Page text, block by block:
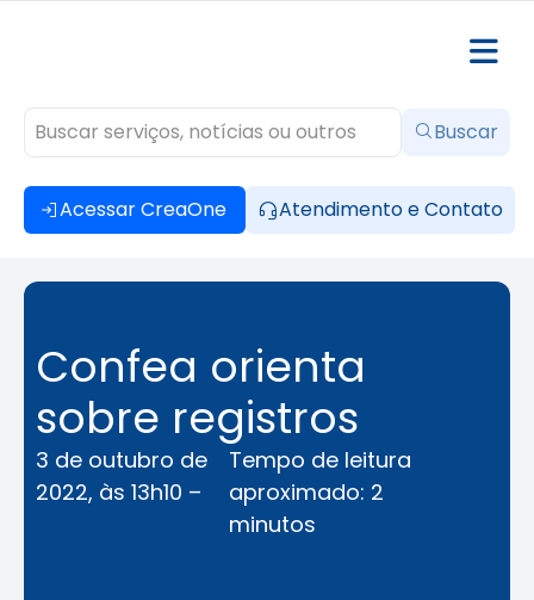
Acessar CreaOne Atendimento e Contato
Buscar
Confea orienta
sobre registros
3 de outubro de
2022, às 13h10 –
Tempo de leitura
aproximado: 2
minutos